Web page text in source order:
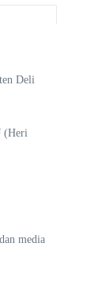
Deli
(Heri
media